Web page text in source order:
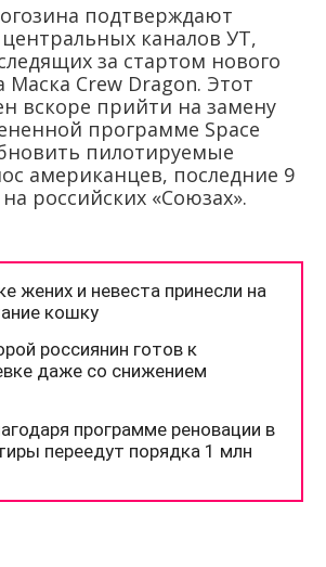
подтверждают
каналов УТ,
за стартом нового
Маска Crew Dragon. Этот
вскоре прийти на замену
программе Space
пилотируемые
американцев, последние 9
российских «Союзах».